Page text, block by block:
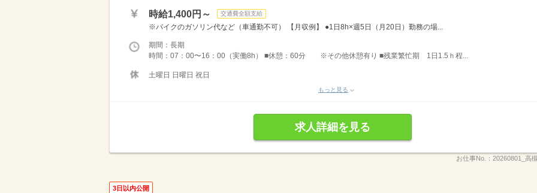
時給1,400円～ 交通費全額支給
※バイクのガソリン代など（車通勤不可） 【月収例】 ●1日8h×週5日（月20日）勤務の場...
期間：長期
時間：07：00〜16：00（実働8h） ■休憩：60分 ※その他休憩有り ■残業繁忙期 1日1.5ｈ程...
土曜日 日曜日 祝日
もっと見る
求人詳細を見る
お仕事No.： 20260801_高
3日以内公開